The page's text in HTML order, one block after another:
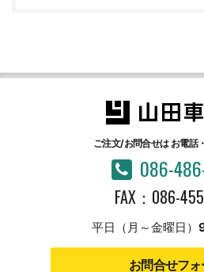
ご注文/お問合せはお電話
086-
FAX：086-
平日（月～金曜日）
お問合せフ